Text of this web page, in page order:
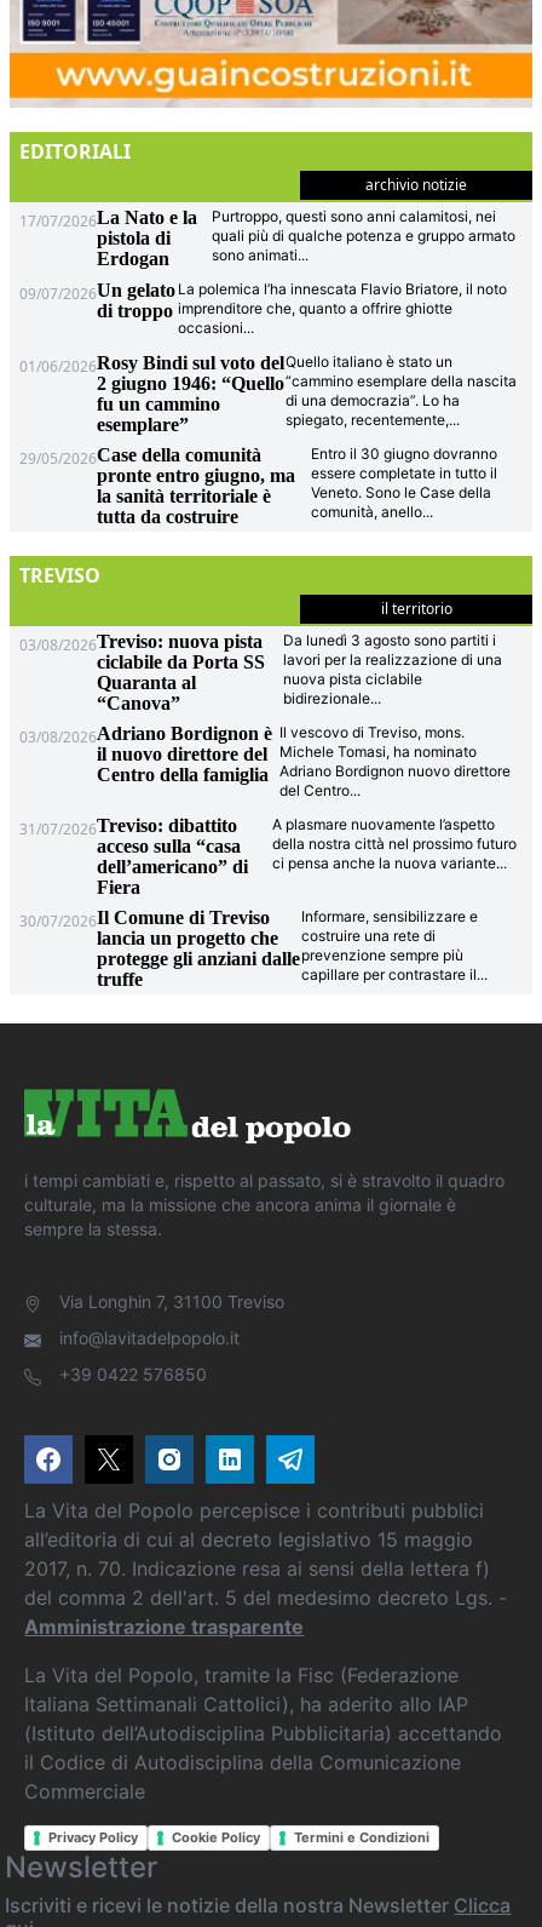
EDITORIALI
archivio notizie
17/07/2026La Nato e la
pistola di
Erdogan
Purtroppo, questi sono anni calamitosi, nei
quali più di qualche potenza e gruppo armato
sono animati...
09/07/2026Un gelato
di troppo
La polemica l’ha innescata Flavio Briatore, il noto
imprenditore che, quanto a offrire ghiotte
occasioni...
01/06/2026Rosy Bindi sul voto del
2 giugno 1946: “Quello
fu un cammino
esemplare”
Quello italiano è stato un
“cammino esemplare della nascita
di una democrazia”. Lo ha
spiegato, recentemente,...
29/05/2026Case della comunità
pronte entro giugno, ma
la sanità territoriale è
tutta da costruire
Entro il 30 giugno dovranno
essere completate in tutto il
Veneto. Sono le Case della
comunità, anello...
TREVISO
il territorio
03/08/2026Treviso: nuova pista
ciclabile da Porta SS
Quaranta al
“Canova”
Da lunedì 3 agosto sono partiti i
lavori per la realizzazione di una
nuova pista ciclabile
bidirezionale...
03/08/2026Adriano Bordignon è
il nuovo direttore del
Centro della famiglia
Il vescovo di Treviso, mons.
Michele Tomasi, ha nominato
Adriano Bordignon nuovo direttore
del Centro...
31/07/2026Treviso: dibattito
acceso sulla “casa
dell’americano” di
Fiera
A plasmare nuovamente l’aspetto
della nostra città nel prossimo futuro
ci pensa anche la nuova variante...
30/07/2026Il Comune di Treviso
lancia un progetto che
protegge gli anziani dalle
truffe
Informare, sensibilizzare e
costruire una rete di
prevenzione sempre più
capillare per contrastare il...
i tempi cambiati e, rispetto al passato, si è stravolto il quadro
culturale, ma la missione che ancora anima il giornale è
sempre la stessa.
Via Longhin 7, 31100 Treviso
info@lavitadelpopolo.it
+39 0422 576850
La Vita del Popolo percepisce i contributi pubblici
all’editoria di cui al decreto legislativo 15 maggio
2017, n. 70. Indicazione resa ai sensi della lettera f)
del comma 2 dell'art. 5 del medesimo decreto Lgs. -
Amministrazione trasparente
La Vita del Popolo, tramite la Fisc (Federazione
Italiana Settimanali Cattolici), ha aderito allo IAP
(Istituto dell’Autodisciplina Pubblicitaria) accettando
il Codice di Autodisciplina della Comunicazione
Commerciale
Privacy Policy Cookie Policy Termini e Condizioni
Newsletter
Iscriviti e ricevi le notizie della nostra Newsletter Clicca